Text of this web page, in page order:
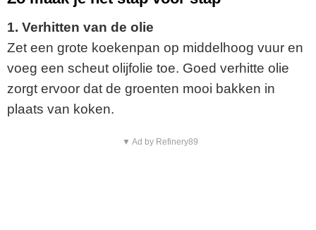
1. Verhitten van de olie
Zet een grote koekenpan op middelhoog vuur en
voeg een scheut olijfolie toe. Goed verhitte olie
zorgt ervoor dat de groenten mooi bakken in
plaats van koken.
▼ Ad by Refinery89